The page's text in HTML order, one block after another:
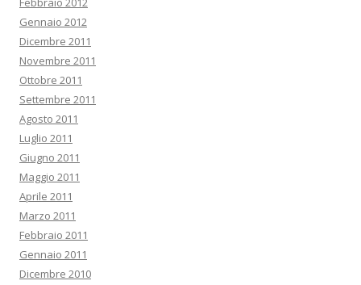
Gennaio 2012
Dicembre 2011
Novembre 2011
Ottobre 2011
Settembre 2011
Agosto 2011
Luglio 2011
Giugno 2011
Maggio 2011
Aprile 2011
Marzo 2011
Febbraio 2011
Gennaio 2011
Dicembre 2010